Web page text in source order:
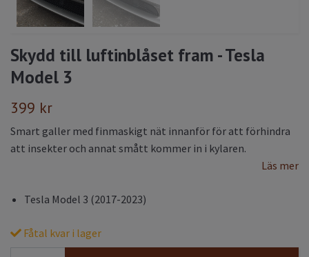
Skydd till luftinblåset fram - Tesla
Model 3
399 kr
Smart galler med finmaskigt nät innanför för att förhindra
att insekter och annat smått kommer in i kylaren.
Läs mer
Tesla Model 3 (2017-2023)
Fåtal kvar i lager